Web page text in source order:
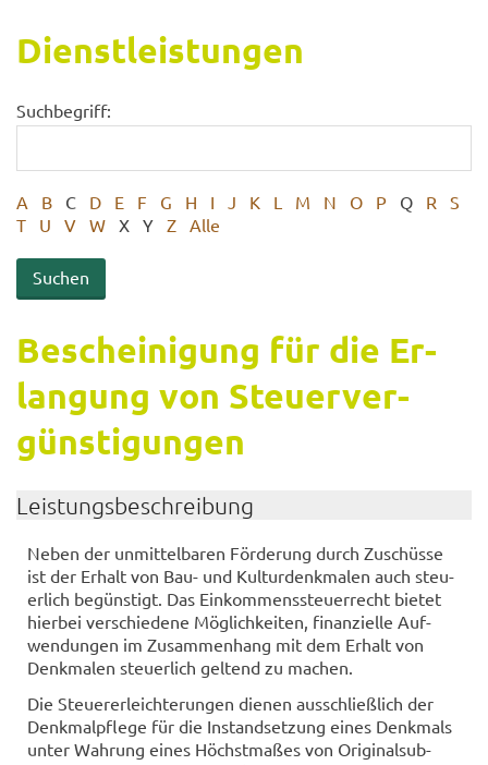
Dienst­leis­tun­gen
Suchbegriff:
A B C D E F G H I J K L M N O P Q R
S
T
U V W X Y Z Alle
Be­schei­ni­gung für die Er­
lan­gung von Steu­er­ver­
güns­ti­gun­gen
Leis­tungs­be­schrei­bung
Neben der un­mit­tel­ba­ren För­de­rung durch Zu­schüs­se
ist der Er­halt von Bau- und Kul­tur­denk­ma­len auch steu­
er­lich be­güns­tigt. Das Ein­kom­mens­steu­er­recht bie­tet
hier­bei ver­schie­de­ne Mög­lich­kei­ten, fi­nan­zi­el­le Auf­
wen­dun­gen im Zu­sam­men­hang mit dem Er­halt von
Denk­ma­len steu­er­lich gel­tend zu ma­chen.
Die Steu­er­erleich­te­run­gen die­nen aus­schließ­lich der
Denk­mal­pfle­ge für die In­stand­set­zung eines Denk­mals
unter Wah­rung eines Höchst­ma­ßes von Ori­gi­nal­sub­